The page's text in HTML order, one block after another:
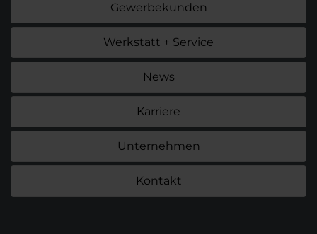
Gewerbekunden
Werkstatt + Service
News
Karriere
Unternehmen
Kontakt